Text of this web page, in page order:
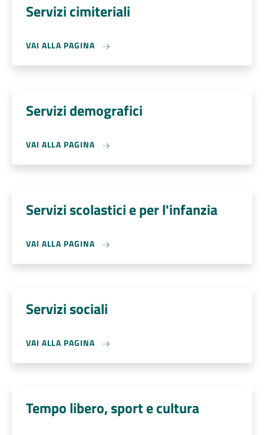
Servizi cimiteriali
VAI ALLA PAGINA
Servizi demografici
VAI ALLA PAGINA
Servizi scolastici e per l'infanzia
VAI ALLA PAGINA
Servizi sociali
VAI ALLA PAGINA
Tempo libero, sport e cultura